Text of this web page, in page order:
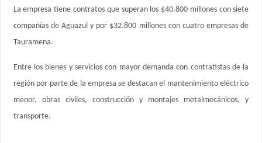
La empresa tiene contratos que superan los $40.800 millones con siete
compañías de Aguazul y por $32.800 millones con cuatro empresas de
Tauramena.
Entre los bienes y servicios con mayor demanda con contratistas de la
región por parte de la empresa se destacan el mantenimiento eléctrico
menor, obras civiles, construcción y montajes metalmecánicos, y
transporte.